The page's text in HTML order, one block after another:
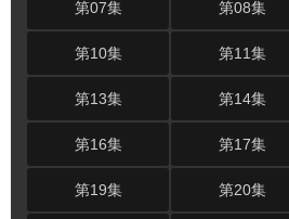
第07集 第08集
第10集 第11集
第13集 第14集
第16集 第17集
第19集 第20集